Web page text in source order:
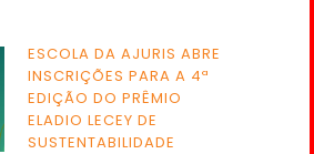
ESCOLA DA AJURIS ABRE
INSCRIÇÕES PARA A 4ª
EDIÇÃO DO PRÊMIO
ELADIO LECEY DE
SUSTENTABILIDADE